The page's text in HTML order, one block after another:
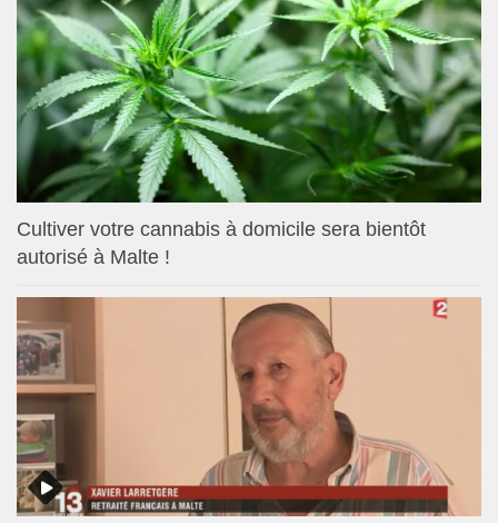
Cultiver votre cannabis à domicile sera bientôt
autorisé à Malte !